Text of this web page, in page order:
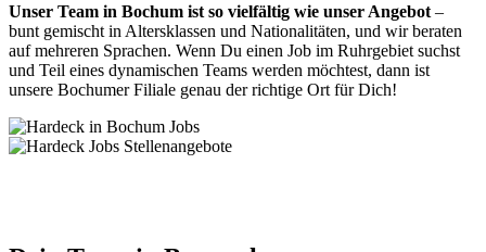
Unser Team in Bochum ist so vielfältig wie unser Angebot –
bunt gemischt in Altersklassen und Nationalitäten, und wir beraten
auf mehreren Sprachen. Wenn Du einen Job im Ruhrgebiet suchst
und Teil eines dynamischen Teams werden möchtest, dann ist
unsere Bochumer Filiale genau der richtige Ort für Dich!